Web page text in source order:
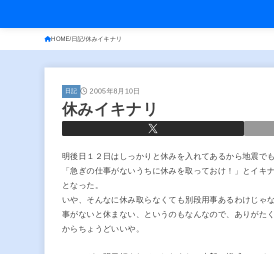
HOME 日記 休みイキナリ
日記 2005年8月10日
休みイキナリ
明後日１２日はしっかりと休みを入れてあるから地震で
「急ぎの仕事がないうちに休みを取っておけ！」とイキ
となった。
いや、そんなに休み取らなくても別段用事あるわけじゃ
事がないと休まない、というのもなんなので、ありがた
からちょうどいいや。